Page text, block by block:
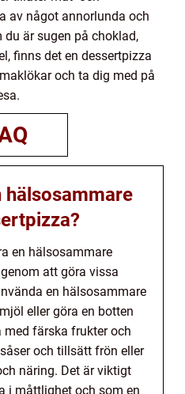
av något annorlunda och
du är sugen på choklad,
finns det en dessertpizza
och ta dig med på
hälsosammare
en hälsosammare
att göra vissa
en hälsosammare
eller göra en botten
färska frukter och
och tillsätt frön eller
näring. Det är viktigt
i måttlighet och som en